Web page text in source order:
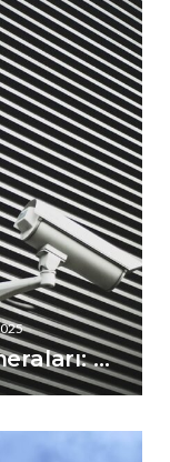
HiLook Gece Görüş Kameraları: Karanlıkta Bile Netlik Sağlayan Çözümler